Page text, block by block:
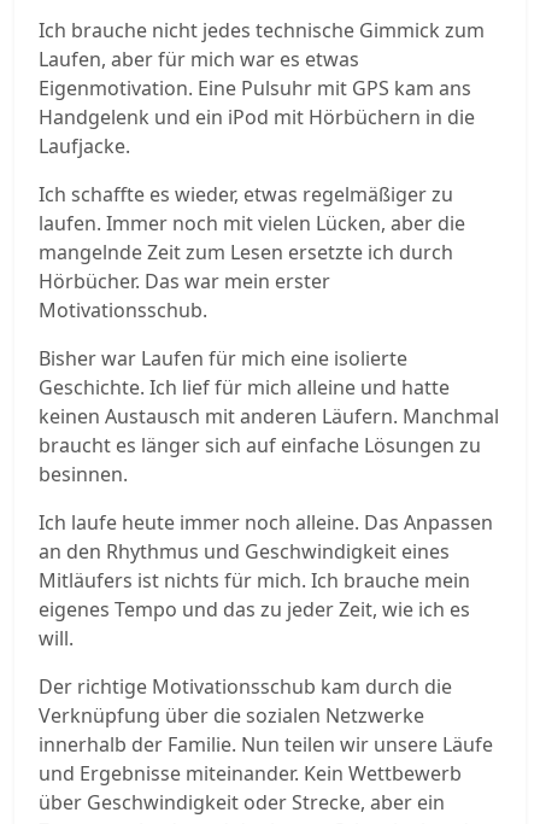
Ich brauche nicht jedes technische Gimmick zum
Laufen, aber für mich war es etwas
Eigenmotivation. Eine Pulsuhr mit GPS kam ans
Handgelenk und ein iPod mit Hörbüchern in die
Laufjacke.
Ich schaffte es wieder, etwas regelmäßiger zu
laufen. Immer noch mit vielen Lücken, aber die
mangelnde Zeit zum Lesen ersetzte ich durch
Hörbücher. Das war mein erster
Motivationsschub.
Bisher war Laufen für mich eine isolierte
Geschichte. Ich lief für mich alleine und hatte
keinen Austausch mit anderen Läufern. Manchmal
braucht es länger sich auf einfache Lösungen zu
besinnen.
Ich laufe heute immer noch alleine. Das Anpassen
an den Rhythmus und Geschwindigkeit eines
Mitläufers ist nichts für mich. Ich brauche mein
eigenes Tempo und das zu jeder Zeit, wie ich es
will.
Der richtige Motivationsschub kam durch die
Verknüpfung über die sozialen Netzwerke
innerhalb der Familie. Nun teilen wir unsere Läufe
und Ergebnisse miteinander. Kein Wettbewerb
über Geschwindigkeit oder Strecke, aber ein